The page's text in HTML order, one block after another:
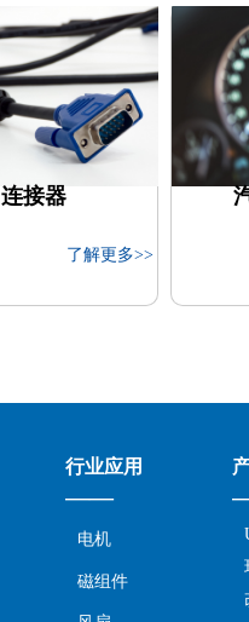
连接器
了解更多>>
连接器
行业应用
——
电机
磁组件